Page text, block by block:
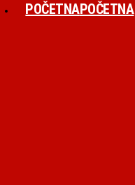
POČETNAPOČETNA